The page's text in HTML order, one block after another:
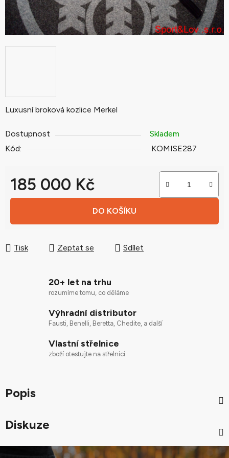
Luxusní broková kozlice Merkel
Dostupnost
Skladem
Kód:
KOMISE287
185 000 Kč
Měrná cena:
DO KOŠÍKU
Tisk Zeptat se Sdílet
20+ let na trhu
rozumíme tomu, co děláme
Výhradní distributor
Fausti, Benelli, Beretta, Chedite, a další
Vlastní střelnice
zboží otestujte na střelnici
Popis
Diskuze